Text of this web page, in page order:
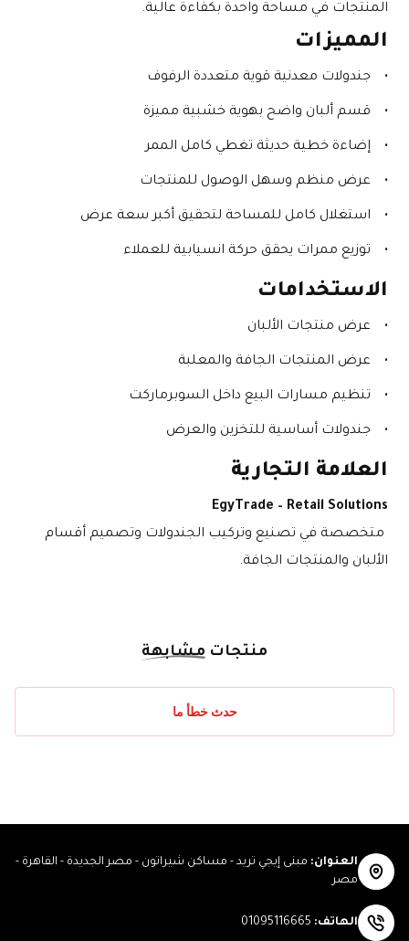
المنتجات في مساحة واحدة بكفاءة عالية.
المميزات
جندولات معدنية قوية متعددة الرفوف
قسم ألبان واضح بهوية خشبية مميزة
إضاءة خطية حديثة تغطي كامل الممر
عرض منظم وسهل الوصول للمنتجات
استغلال كامل للمساحة لتحقيق أكبر سعة عرض
توزيع ممرات يحقق حركة انسيابية للعملاء
الاستخدامات
عرض منتجات الألبان
عرض المنتجات الجافة والمعلبة
تنظيم مسارات البيع داخل السوبرماركت
جندولات أساسية للتخزين والعرض
العلامة التجارية
EgyTrade – Retail Solutions
الألبان والمنتجات الجافة.
منتجات مشابهة
حدث خطأ ما
العنوان: مبنى إيجي تريد - مساكن شيراتون - مصر الجديدة - القاهرة -
مصر
الهاتف:
01095116665